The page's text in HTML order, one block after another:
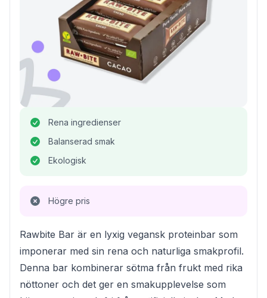
Rena ingredienser
Balanserad smak
Ekologisk
Högre pris
Rawbite Bar är en lyxig vegansk proteinbar som
imponerar med sin rena och naturliga smakprofil.
Denna bar kombinerar sötma från frukt med rika
nöttoner och det ger en smakupplevelse som